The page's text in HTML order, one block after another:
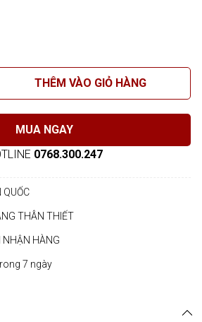
THÊM VÀO GIỎ HÀNG
MUA NGAY
0768.300.247
QUỐC
THÂN THIẾT
HÀNG
7 ngày